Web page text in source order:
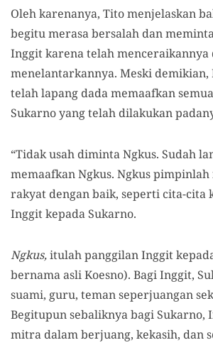
Oleh karenanya, Tito menjelaskan
begitu merasa bersalah dan
Inggit karena telah menceraikannya
menelantarkannya. Meski demikian,
telah lapang dada memaafkan
Sukarno yang telah dilakukan
“Tidak usah diminta Ngkus. Sudah
memaafkan Ngkus. Ngkus
rakyat dengan baik, seperti cita-cita
Inggit kepada Sukarno.
Ngkus,itulah panggilan Inggit
bernama asli Koesno). Bagi Inggit,
suami, guru, teman seperjuangan
Begitupun sebaliknya bagi Sukarno,
mitra dalam berjuang, kekasih, dan